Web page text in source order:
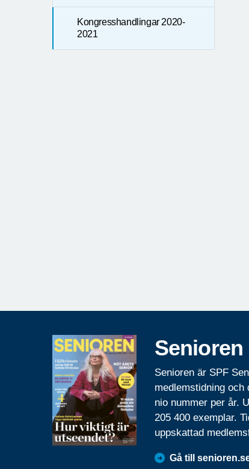
Kongresshandlingar 2020-
2021
Senioren
Senioren är SPF
medlemstidning och
nio nummer per år.
205 400 exemplar.
uppskattad
Gå till